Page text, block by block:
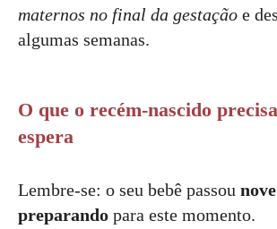
maternos no final da gestação e
algumas semanas.
O que o recém-nascido
espera
Lembre-se: o seu bebê passou
preparando para este momento.